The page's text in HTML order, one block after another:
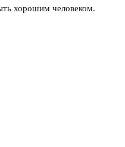
хорошим человеком.